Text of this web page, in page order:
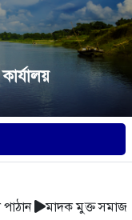
মাদক মুক্ত সমাজ